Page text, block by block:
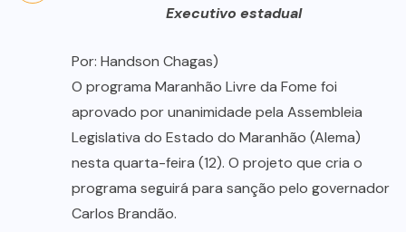
Executivo estadual
Por: Handson Chagas)
O programa Maranhão Livre da Fome foi
aprovado por unanimidade pela Assembleia
Legislativa do Estado do Maranhão (Alema)
nesta quarta-feira (12). O projeto que cria o
programa seguirá para sanção pelo governador
Carlos Brandão.